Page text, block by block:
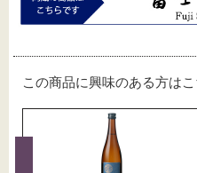
この商品に興味のある方は